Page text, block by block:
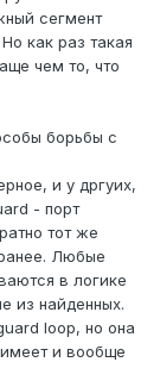
сегмент
как раз такая
чем то, что
борьбы с
и у дргуих,
- порт
тот же
Любые
в логике
из найденных.
loop, но она
и вообще